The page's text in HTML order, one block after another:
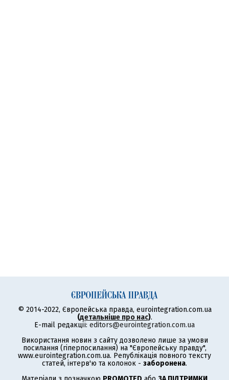
© 2014-2022, Європейська правда, eurointegration.com.ua
(детальніше про нас).
E-mail редакції: editors@eurointegration.com.ua
Використання новин з сайту дозволено лише за умови
посилання (гіперпосилання) на "Європейську правду",
www.eurointegration.com.ua. Републікація повного тексту
статей, інтерв'ю та колонок - заборонена.